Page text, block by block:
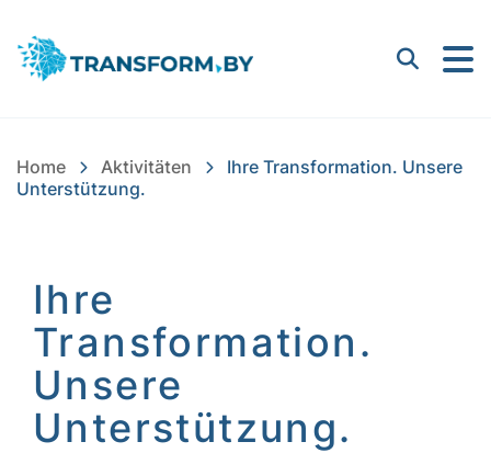
Bayern Innovativ GmbH
Suchen
Home Aktivitäten
Ihre Transformation. Unsere
Unterstützung.
Ihre
Transformation.
Unsere
Unterstützung.